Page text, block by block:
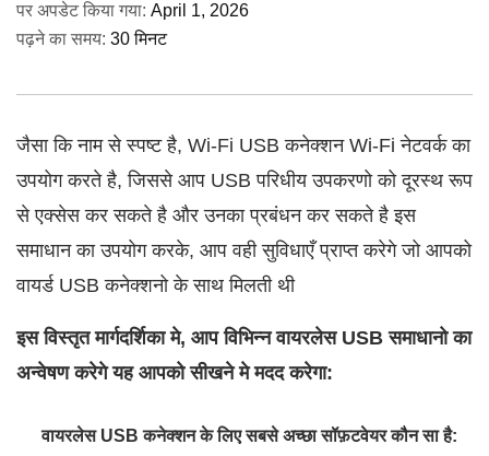
पर अपडेट किया गया: April 1, 2026
पढ़ने का समय: 30 मिनट
जैसा कि नाम से स्पष्ट है, Wi‑Fi USB कनेक्शन Wi‑Fi नेटवर्क का
उपयोग करते है, जिससे आप USB परिधीय उपकरणो को दूरस्थ रूप
से एक्सेस कर सकते है और उनका प्रबंधन कर सकते है इस
समाधान का उपयोग करके, आप वही सुविधाएँ प्राप्त करेगे जो आपको
वायर्ड USB कनेक्शनो के साथ मिलती थी
इस विस्तृत मार्गदर्शिका मे, आप विभिन्न वायरलेस USB समाधानो का
अन्वेषण करेगे यह आपको सीखने मे मदद करेगा:
वायरलेस USB कनेक्शन के लिए सबसे अच्छा सॉफ़टवेयर कौन सा है: